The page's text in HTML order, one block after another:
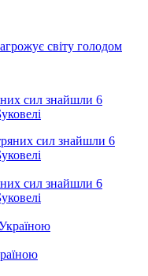
світу голодом
сил знайшли 6
сил знайшли 6